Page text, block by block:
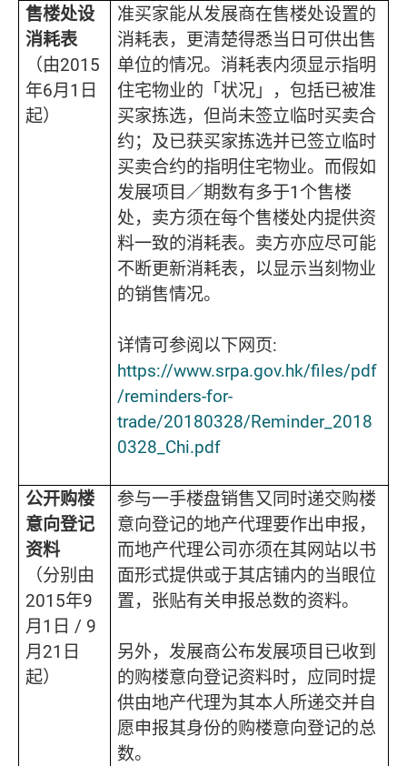
售楼处设
消耗表
（由2015
年6月1日
起）
准买家能从发展商在售楼处设置的
消耗表，更清楚得悉当日可供出售
单位的情况。消耗表内须显示指明
住宅物业的「状况」，包括已被准
买家拣选，但尚未签立临时买卖合
约；及已获买家拣选并已签立临时
买卖合约的指明住宅物业。而假如
发展项目／期数有多于1个售楼
处，卖方须在每个售楼处内提供资
料一致的消耗表。卖方亦应尽可能
不断更新消耗表，以显示当刻物业
的销售情况。
详情可参阅以下网页:
https://www.srpa.gov.hk/files/pdf
/reminders-for-
trade/20180328/Reminder_2018
0328_Chi.pdf
公开购楼
意向登记
资料
（分别由
2015年9
月1日 / 9
月21日
起）
参与一手楼盘销售又同时递交购楼
意向登记的地产代理要作出申报，
而地产代理公司亦须在其网站以书
面形式提供或于其店铺内的当眼位
置，张贴有关申报总数的资料。
另外，发展商公布发展项目已收到
的购楼意向登记资料时，应同时提
供由地产代理为其本人所递交并自
愿申报其身份的购楼意向登记的总
数。